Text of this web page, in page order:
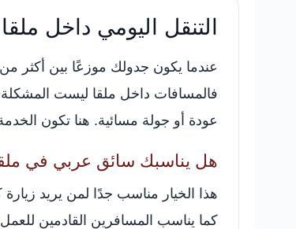
التنقل اليومي داخل
عندما يكون جدولك موزعًا بين أكثر
فالمسافات داخل ملقا ليست المشكلة
عودة أو جولة مسائية. هنا تكون
هل يناسبك سائق عربي في
هذا الخيار مناسب جدًا لمن يريد زيارة
كما يناسب المسافرين القادمين للعمل